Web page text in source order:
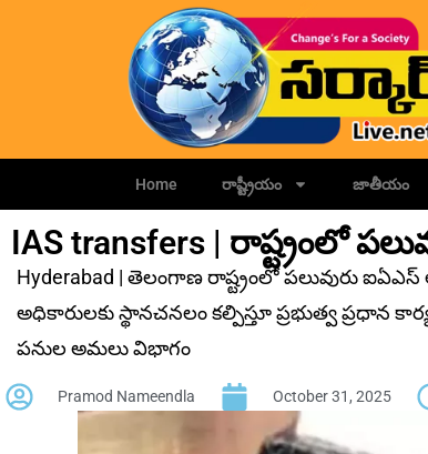
Home రాష్ట్రీయం జాతీయం
IAS transfers | రాష్ట్రంలో
Hyderabad | తెలంగాణ రాష్ట్రంలో పలువురు
అధికారుల‌కు స్థాన‌చ‌న‌లం క‌ల్పిస్తూ ప్రభుత్వ ప్రధాన
పనుల అమలు విభాగం
Pramod Nameendla October 31, 2025